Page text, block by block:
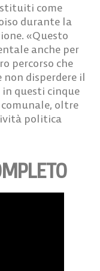
come
durante la
«Questo
anche per
percorso che
non disperdere il
questi cinque
oltre
politica